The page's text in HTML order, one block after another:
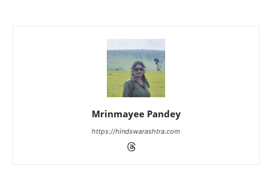
Mrinmayee Pandey
https://hindswarashtra.com